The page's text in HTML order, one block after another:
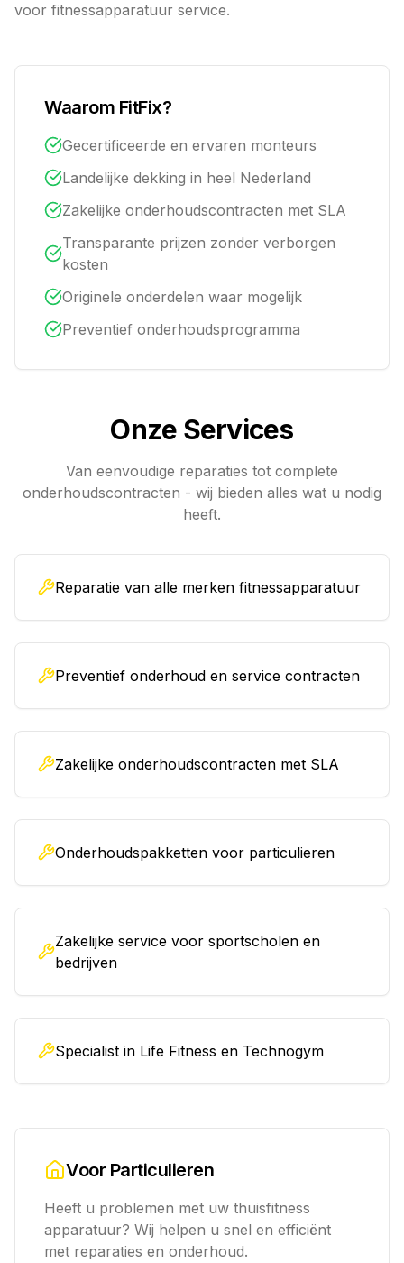
voor fitnessapparatuur service.
Waarom FitFix?
Gecertificeerde en ervaren monteurs
Landelijke dekking in heel Nederland
Zakelijke onderhoudscontracten met SLA
Transparante prijzen zonder verborgen
kosten
Originele onderdelen waar mogelijk
Preventief onderhoudsprogramma
Onze Services
Van eenvoudige reparaties tot complete
onderhoudscontracten - wij bieden alles wat u nodig
heeft.
Reparatie van alle merken fitnessapparatuur
Preventief onderhoud en service contracten
Zakelijke onderhoudscontracten met SLA
Onderhoudspakketten voor particulieren
Zakelijke service voor sportscholen en
bedrijven
Specialist in Life Fitness en Technogym
Voor Particulieren
Heeft u problemen met uw thuisfitness
apparatuur? Wij helpen u snel en efficiënt
met reparaties en onderhoud.